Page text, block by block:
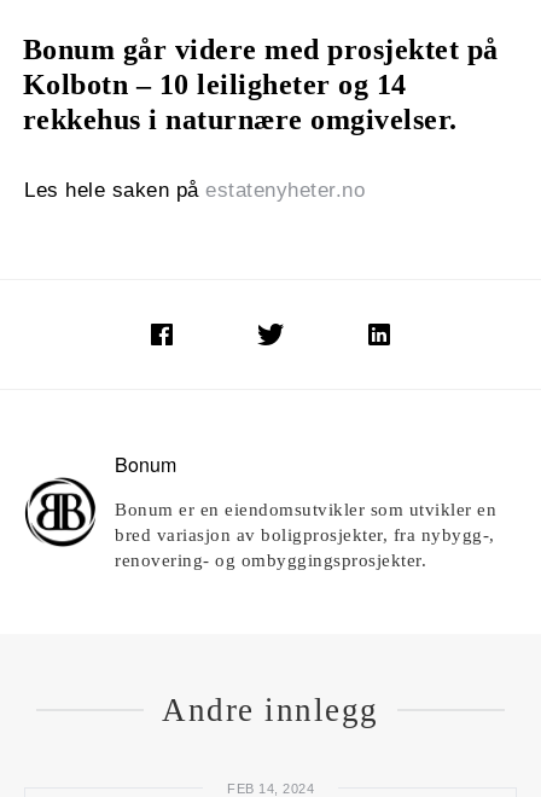
Bonum går videre med prosjektet på
Kolbotn – 10 leiligheter og 14
rekkehus i naturnære omgivelser.
Les hele saken på estatenyheter.no
Bonum
Bonum er en eiendomsutvikler som utvikler en
bred variasjon av boligprosjekter, fra nybygg-,
renovering- og ombyggingsprosjekter.
Andre innlegg
FEB 14, 2024